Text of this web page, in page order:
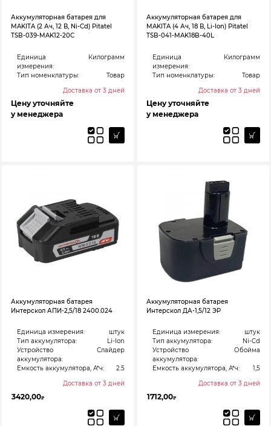
Аккумуляторная батарея для
MAKITA (2 Ач, 12 В, Ni-Cd) Pitatel
TSB-039-MAK12-20C
Единица
измерения:
Килограмм
Тип номенклатуры:
Товар
Доставка от 3 дней
Цену уточняйте
у менеджера
Аккумуляторная батарея для
MAKITA (4 Ач, 18 В, Li-Ion) Pitatel
TSB-041-MAK18B-40L
Единица
измерения:
Килограмм
Тип номенклатуры:
Товар
Доставка от 3 дней
Цену уточняйте
у менеджера
Аккумуляторная батарея
Интерскол АПИ-2,5/18 2400.024
Единица измерения:
штук
Тип аккумулятора:
Li-Ion
Устройство
аккумулятора:
Слайдер
Емкость аккумулятора, А*ч:
2.5
Доставка от 3 дней
3420,00₽
Аккумуляторная батарея
Интерскол ДА-1,5/12 ЭР
Единица измерения:
штук
Тип аккумулятора:
Ni-Cd
Устройство
аккумулятора:
Обойма
Емкость аккумулятора, А*ч:
1,5
Доставка от 3 дней
1712,00₽